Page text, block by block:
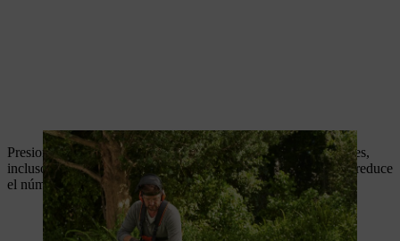
Presiona la bomba manual de combustible al menos cinco veces,
incluso si todavía está llena de combustible. De este modo, se reduce
el número de tirones y se facilita el proceso de arranque.